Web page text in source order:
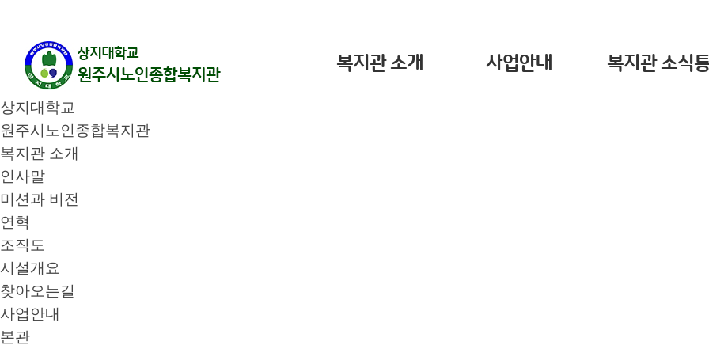
복지관 소개 사업안내 복지관 소식
상지대학교
원주시노인종합복지관
복지관 소개
인사말
미션과 비전
연혁
조직도
시설개요
찾아오는길
사업안내
본관